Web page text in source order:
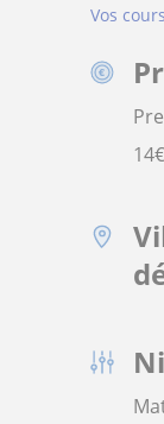
Vos
14